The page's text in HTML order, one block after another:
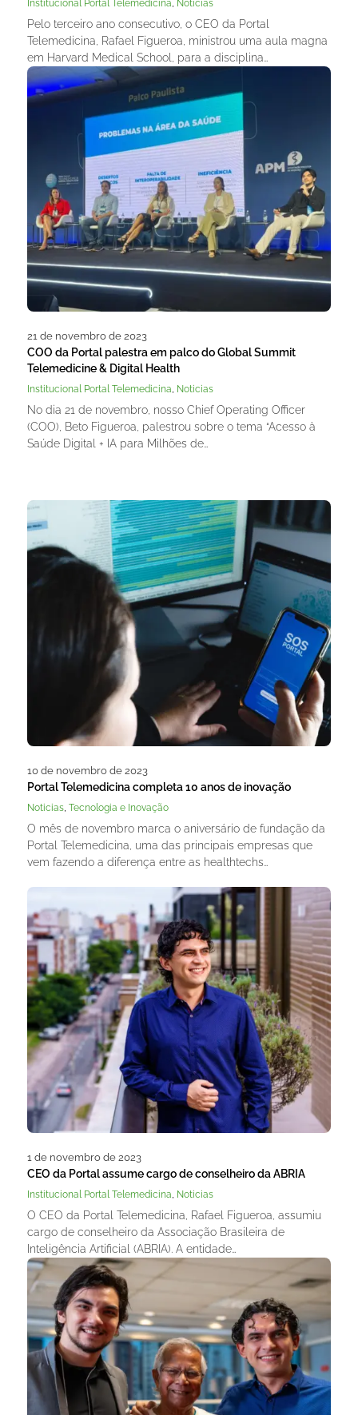
Institucional Portal Telemedicina Noticias
Pelo terceiro ano consecutivo, o CEO da Portal
Telemedicina, Rafael Figueroa, ministrou uma aula magna
em Harvard Medical School, para a disciplina…
21 de novembro de 2023
COO da Portal palestra em palco do Global Summit
Telemedicine & Digital Health
Institucional Portal Telemedicina, Noticias
No dia 21 de novembro, nosso Chief Operating Officer
(COO), Beto Figueroa, palestrou sobre o tema “Acesso à
Saúde Digital + IA para Milhões de…
10 de novembro de 2023
Portal Telemedicina completa 10 anos de inovação
Noticias, Tecnologia e Inovação
O mês de novembro marca o aniversário de fundação da
Portal Telemedicina, uma das principais empresas que
vem fazendo a diferença entre as healthtechs…
1 de novembro de 2023
CEO da Portal assume cargo de conselheiro da ABRIA
Institucional Portal Telemedicina Noticias
O CEO da Portal Telemedicina, Rafael Figueroa, assumiu
cargo de conselheiro da Associação Brasileira de
Inteligência Artificial (ABRIA). A entidade…